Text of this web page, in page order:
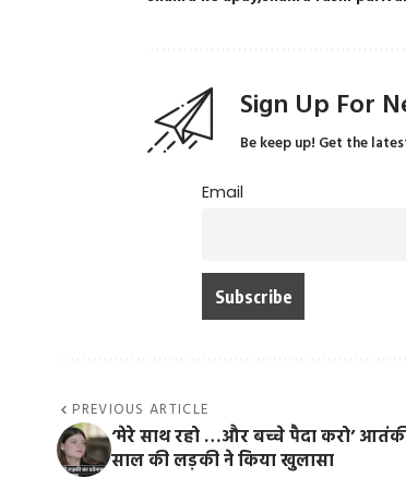
Sign Up For
Be keep up! Get the
Email
PREVIOUS ARTICLE
‘मेरे साथ रहो …और बच्चे पैदा करो’
साल की लड़की ने किया खुलासा